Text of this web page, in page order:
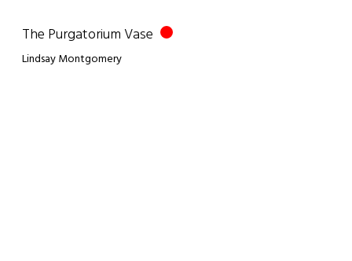
The Purgatorium Vase
Lindsay Montgomery